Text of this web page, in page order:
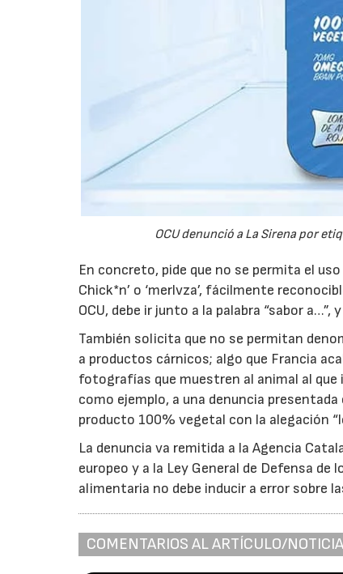
OCU denunció a La Sirena por
En concreto, pide que no se permita el
Chick*n’ o ‘merlvza’, fácilmente
OCU, debe ir junto a la palabra “sabor
También solicita que no se permitan
a productos cárnicos; algo que Francia
fotografías que muestren al animal al que
como ejemplo, a una denuncia
producto 100% vegetal con la alegación
La denuncia va remitida a la Agencia
europeo y a la Ley General de Defensa
alimentaria no debe inducir a error sobre
COMENTARIOS AL ARTÍCULO/NOTICIA